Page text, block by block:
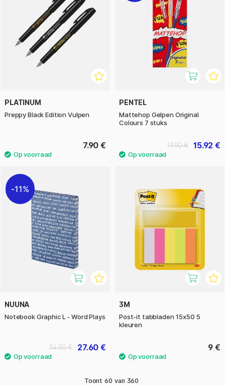
PLATINUM
Preppy Black Edition Vulpen
7.90 €
PENTEL
Mattehop Gelpen Original
Colours 7 stuks
15.92 €
19.90 €
11%
NUUNA
Notebook Graphic L - Word Plays
27.60 €
34.50 €
3M
Post-it tabbladen 15x50 5
kleuren
9 €
Toont 60 van 360